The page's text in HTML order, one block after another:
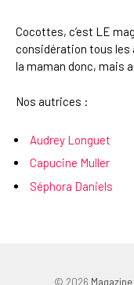
Cocottes, c’est LE
considération tous les
la maman donc, mais
Nos autrices :
Audrey Longuet
Capucine Muller
Séphora Daniels
© 2026